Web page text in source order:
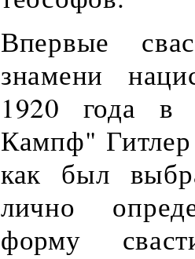
Впервые
знамени
1920 года
Кампф"
как был
лично
форму